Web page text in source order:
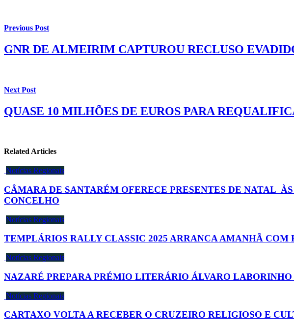
Previous Post
GNR DE ALMEIRIM CAPTUROU RECLUSO
Next Post
QUASE 10 MILHÕES DE EUROS PARA
Related Articles
Notícias Regionais
CÂMARA DE SANTARÉM OFERECE PRESENTES DE NATAL
CONCELHO
Notícias Regionais
TEMPLÁRIOS RALLY CLASSIC 2025 ARRANCA AMANHÃ COM
Notícias Regionais
NAZARÉ PREPARA PRÉMIO LITERÁRIO ÁLVARO
Notícias Regionais
CARTAXO VOLTA A RECEBER O CRUZEIRO RELIGIOSO E